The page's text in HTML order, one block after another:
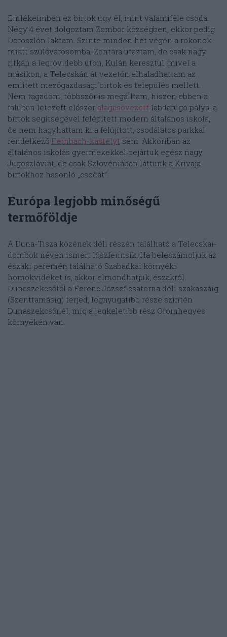
Emlékeimben ez birtok úgy él, mint valamiféle csoda.
Négy 4 évet dolgoztam Zombor községben, ekkor pedig
Doroszlón laktam. Szinte minden hét végén a rokonok
miatt szülővárosomba, Zentára utaztam, de csak nagy
ritkán a legrövidebb úton, Kulán keresztül, mivel a
másikon, a Telecskán át vezetőn elhaladhattam az
említett mezőgazdasági birtok és település mellett.
Nem tagadom, többször is megálltam, hiszen ebben a
faluban létezett először alagcsövezett labdarúgó pálya, a
birtok segítségével felépített modern általános iskola,
de nem hagyhattam ki a felújított, csodálatos parkkal
rendelkező Fernbach-kastélyt sem. Akkoriban az
általános iskolás gyermekekkel bejártuk egész nagy
Jugoszláviát, de csak Szlovéniában láttunk a Krivaja
birtokhoz hasonló „csodát”.
Európa legjobb minőségű
termőföldje
A Duna-Tisza közének déli részén található a Telecskai-
dombok néven ismert löszfennsík. Ha beleszámoljuk az
északi peremén található Szabadkai környéki
homokvidéket is, akkor elmondhatjuk, északról
Dunaszekcsőtől a Ferenc József csatorna déli szakaszáig
(Szenttamásig) terjed, legnyugatibb része szintén
Dunaszekcsőnél, míg a legkeletibb rész Oromhegyes
környékén van.